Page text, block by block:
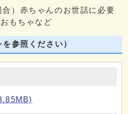
合）赤ちゃんのお世話に必要
もちゃなど
参照ください）